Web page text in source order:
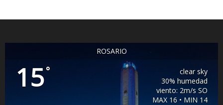
ROSARIO
15°
clear sky
30% humedad
viento: 2m/s SO
MAX 16 • MIN 14